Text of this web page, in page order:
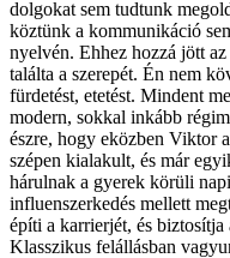
dolgokat sem tudtunk
köztünk a kommunikáció
nyelvén. Ehhez hozzá jött
találta a szerepét. Én nem
fürdetést, etetést. Mindent
modern, sokkal inkább
észre, hogy eközben Viktor
szépen kialakult, és már
hárulnak a gyerek körüli
influenszerkedés mellett
építi a karrierjét, és biztosítja
Klasszikus felállásban